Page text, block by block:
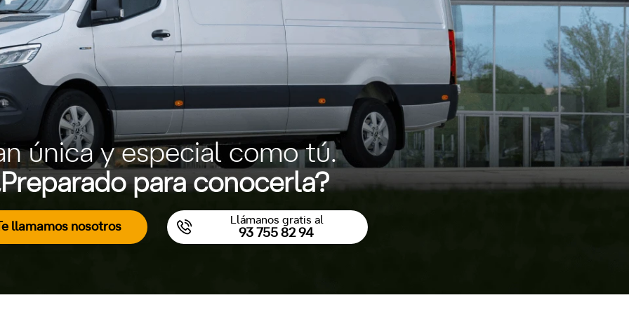
única y especial como tú.
para conocerla?
llamamos nosotros
Llámanos gratis al
93 755 82 94